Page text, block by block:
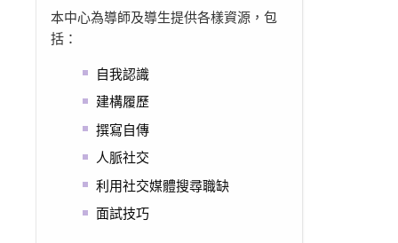
本中心為導師及導生提供各樣資源，包
括：
自我認識
建構履歷
撰寫自傳
人脈社交
利用社交媒體搜尋職缺
面試技巧